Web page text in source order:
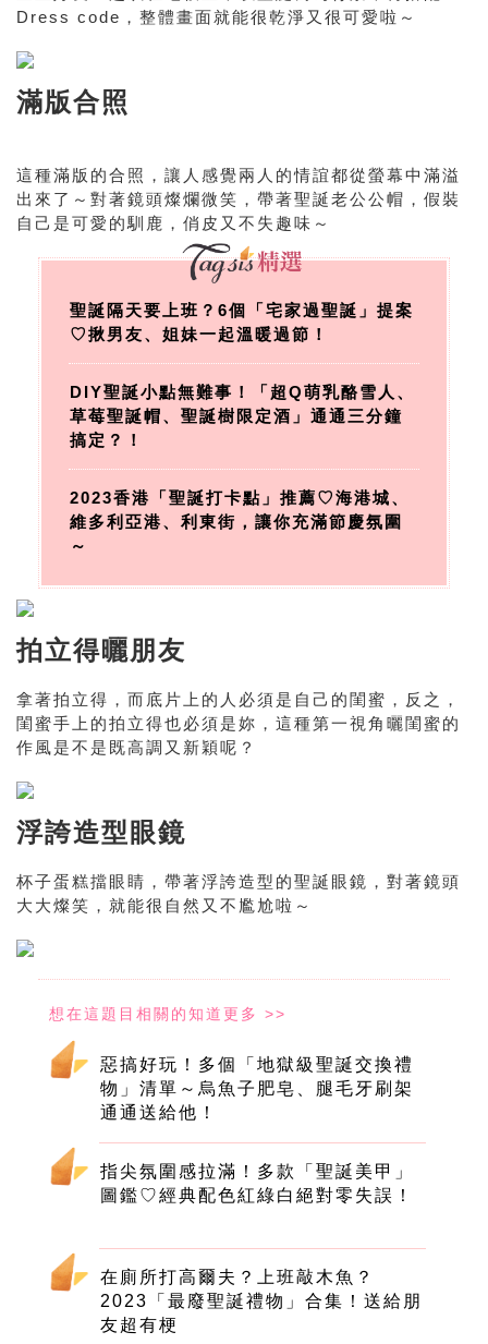
Dress code，整體畫面就能很乾淨又很可愛啦～
滿版合照
這種滿版的合照，讓人感覺兩人的情誼都從螢幕中滿溢
出來了～對著鏡頭燦爛微笑，帶著聖誕老公公帽，假裝
自己是可愛的馴鹿，俏皮又不失趣味～
聖誕隔天要上班？6個「宅家過聖誕」提案
♡揪男友、姐妹一起溫暖過節！
DIY聖誕小點無難事！「超Q萌乳酪雪人、
草莓聖誕帽、聖誕樹限定酒」通通三分鐘
搞定？！
2023香港「聖誕打卡點」推薦♡海港城、
維多利亞港、利東街，讓你充滿節慶氛圍
～
拍立得曬朋友
拿著拍立得，而底片上的人必須是自己的閨蜜，反之，
閨蜜手上的拍立得也必須是妳，這種第一視角曬閨蜜的
作風是不是既高調又新穎呢？
浮誇造型眼鏡
杯子蛋糕擋眼睛，帶著浮誇造型的聖誕眼鏡，對著鏡頭
大大燦笑，就能很自然又不尷尬啦～
惡搞好玩！多個「地獄級聖誕交換禮
物」清單～烏魚子肥皂、腿毛牙刷架
通通送給他！
指尖氛圍感拉滿！多款「聖誕美甲」
圖鑑♡經典配色紅綠白絕對零失誤！
在廁所打高爾夫？上班敲木魚？
2023「最廢聖誕禮物」合集！送給朋
友超有梗